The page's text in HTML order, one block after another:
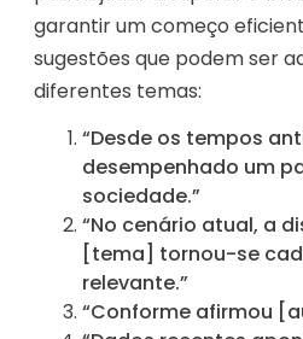
garantir um começo
sugestões que podem ser
diferentes temas:
“Desde os tempos
desempenhado um
sociedade.”
“No cenário atual, a
[tema] tornou-se
relevante.”
“Conforme afirmou